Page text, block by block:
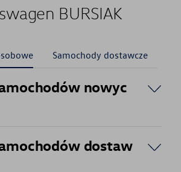
BURSIAK
Samochody dostawcze
nowyc
dostaw